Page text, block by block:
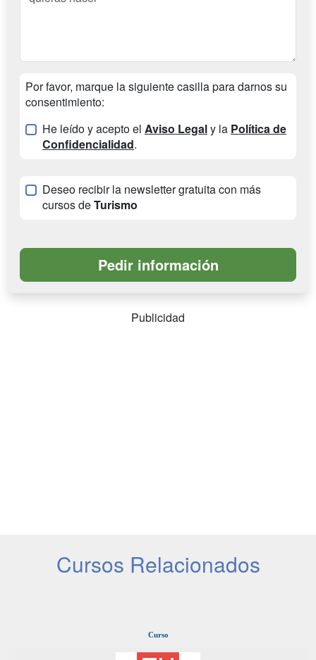
Por favor, marque la siguiente casilla para darnos su
consentimiento:
He leído y acepto el Aviso Legaly la Política de
Confidencialidad.
Deseo recibir la newsletter gratuita con más
cursos deTurismo
Publicidad
Cursos Relacionados
Curso